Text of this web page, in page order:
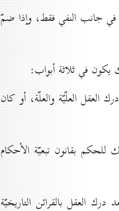
في جانب النفي فقط، وإذا ضمّ
يكون في ثلاثة أبواب:
العلّيّة والعلّة، أو كان
بقانون تبعيّة الأحكام
العقل بالقرائن التاريخيّة